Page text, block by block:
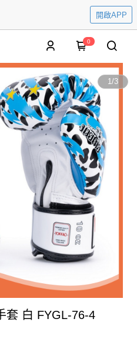
開啟APP
0
1/3
套 白 FYGL-76-4